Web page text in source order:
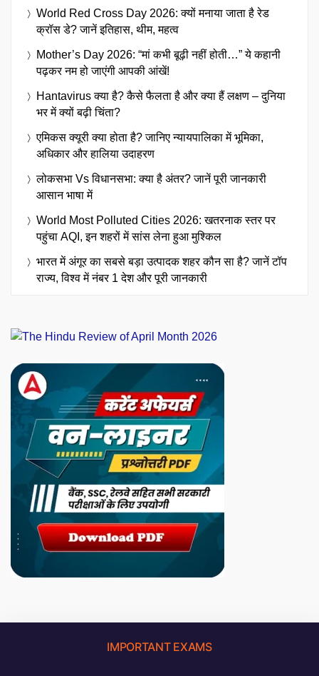
World Red Cross Day 2026: क्यों मनाया जाता है रेड
क्रॉस डे? जानें इतिहास, थीम, महत्व
Mother’s Day 2026: “मां कभी बूढ़ी नहीं होती…” ये कहानी
पढ़कर नम हो जाएंगी आपकी आंखें!
Hantavirus क्या है? कैसे फैलता है और क्या हैं लक्षण – दुनिया
भर में क्यों बढ़ी चिंता?
एमिकस क्यूरी क्या होता है? जानिए न्यायपालिका में भूमिका,
अधिकार और हालिया उदाहरण
लोकसभा Vs विधानसभा: क्या है अंतर? जानें पूरी जानकारी
आसान भाषा में
World Most Polluted Cities 2026: खतरनाक स्तर पर
पहुंचा AQI, इन शहरों में सांस लेना हुआ मुश्किल
भारत में अंगूर का सबसे बड़ा उत्पादक शहर कौन सा है? जानें टॉप
राज्य, विश्व में नंबर 1 देश और पूरी जानकारी
IMPORTANT EXAMS